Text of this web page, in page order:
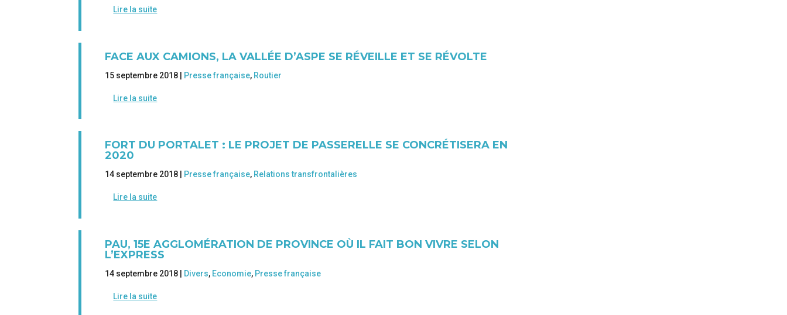
Lire la suite
FACE AUX CAMIONS, LA VALLÉE D’ASPE SE RÉVEILLE ET SE RÉVOLTE
15 septembre 2018 | Presse française, Routier
Lire la suite
FORT DU PORTALET : LE PROJET DE PASSERELLE SE CONCRÉTISERA EN
2020
14 septembre 2018 | Presse française, Relations transfrontalières
Lire la suite
PAU, 15E AGGLOMÉRATION DE PROVINCE OÙ IL FAIT BON VIVRE SELON
L’EXPRESS
14 septembre 2018 | Divers, Economie, Presse française
Lire la suite